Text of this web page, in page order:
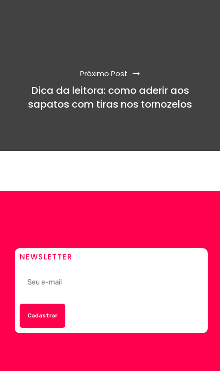
Próximo Post
Dica da leitora: como aderir aos
sapatos com tiras nos tornozelos
NEWSLETTER